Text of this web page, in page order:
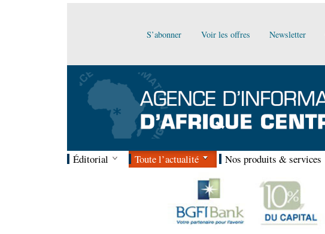
S’abonner Voir les offres Newsletter
Éditorial Toute l’actualité Nos produits & services